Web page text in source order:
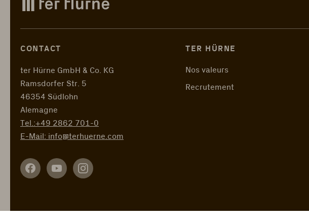
CONTACT
ter Hürne GmbH & Co. KG
Ramsdorfer Str. 5
46354 Südlohn
Alemagne
Tel.:+49 2862 701-0
E-Mail: info@terhuerne.com
TER HÜRNE
Nos valeurs
Recrutement